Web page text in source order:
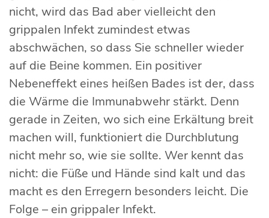
nicht, wird das Bad aber vielleicht den
grippalen Infekt zumindest etwas
abschwächen, so dass Sie schneller wieder
auf die Beine kommen. Ein positiver
Nebeneffekt eines heißen Bades ist der, dass
die Wärme die Immunabwehr stärkt. Denn
gerade in Zeiten, wo sich eine Erkältung breit
machen will, funktioniert die Durchblutung
nicht mehr so, wie sie sollte. Wer kennt das
nicht: die Füße und Hände sind kalt und das
macht es den Erregern besonders leicht. Die
Folge – ein grippaler Infekt.